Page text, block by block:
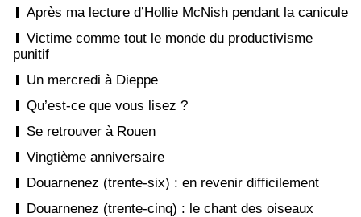
Après ma lecture d’Hollie McNish pendant la canicule
Victime comme tout le monde du productivisme
punitif
Un mercredi à Dieppe
Qu’est-ce que vous lisez ?
Se retrouver à Rouen
Vingtième anniversaire
Douarnenez (trente-six) : en revenir difficilement
Douarnenez (trente-cinq) : le chant des oiseaux